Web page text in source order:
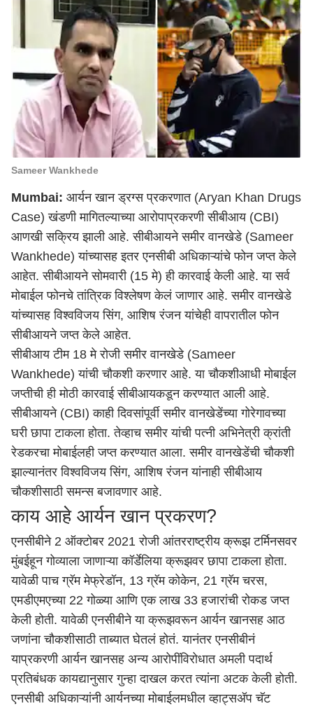
Sameer Wankhede
Mumbai: आर्यन खान ड्रग्स प्रकरणात (Aryan Khan Drugs
Case) खंडणी मागितल्याच्या आरोपाप्रकरणीसीबीआय(CBI)
आणखी सक्रिय झाली आहे. सीबीआयने समीर वानखेडे (Sameer
Wankhede) यांच्यासह इतर एनसीबी अधिकाऱ्यांचे फोन जप्त केले
आहेत. सीबीआयने सोमवारी (15 मे) ही कारवाई केली आहे. या सर्व
मोबाईल फोनचे तांत्रिक विश्लेषण केलं जाणार आहे. समीर वानखेडे
यांच्यासह विश्वविजय सिंग, आशिष रंजन यांचेही वापरातील फोन
सीबीआयने जप्त केले आहेत.
सीबीआय टीम 18 मे रोजी समीर वानखेडे (Sameer
Wankhede) यांची चौकशी करणार आहे. या चौकशीआधी मोबाईल
जप्तीची ही मोठी कारवाई सीबीआयकडून करण्यात आली आहे.
सीबीआयने(CBI) काही दिवसांपूर्वी समीर वानखेडेंच्या गोरेगावच्या
घरी छापा टाकला होता. तेव्हाच समीर यांची पत्नी अभिनेत्री क्रांती
रेडकरचा मोबाईलही जप्त करण्यात आला. समीर वानखेडेंची चौकशी
झाल्यानंतर विश्वविजय सिंग, आशिष रंजन यांनाही सीबीआय
चौकशीसाठी समन्स बजावणार आहे.
काय आहे आर्यन खान प्रकरण?
एनसीबीने 2 ऑक्टोबर 2021 रोजी आंतरराष्ट्रीय क्रूझ टर्मिनसवर
मुंबईहून गोव्याला जाणाऱ्या कॉर्डेलिया क्रूझवर छापा टाकला होता.
यावेळी पाच ग्रॅम मेफ्रेडॉन, 13 ग्रॅम कोकेन, 21 ग्रॅम चरस,
एमडीएमएच्या 22 गोळ्या आणि एक लाख 33 हजारांची रोकड जप्त
केली होती. यावेळी एनसीबीने या क्रूझवरून आर्यन खानसह आठ
जणांना चौकशीसाठी ताब्यात घेतलं होतं. यानंतर एनसीबीनं
याप्रकरणी आर्यन खानसह अन्य आरोपींविरोधात अमली पदार्थ
प्रतिबंधक कायद्यानुसार गुन्हा दाखल करत त्यांना अटक केली होती.
एनसीबी अधिकाऱ्यांनी आर्यनच्या मोबाईलमधील व्हाट्सअ‌ॅप चॅट